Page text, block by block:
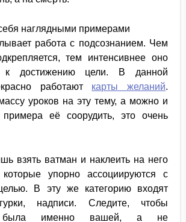
наглядными примерами
работа с подсознанием. Чем
тем интенсивнее оно
к достижению цели. В данной
работают карты желаний.
уроков на эту тему, а можно и
примера её соорудить, это очень
взять ватман и наклеить на него
которые упорно ассоциируются с
В эту же категорию входят
надписи. Следите, чтобы
была именно вашей, а не